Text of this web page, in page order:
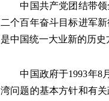
中国共产党团结带领全
二个百年奋斗目标进军
是中国统一大业新的历史
中国政府于1993年8月
湾问题的基本方针和有